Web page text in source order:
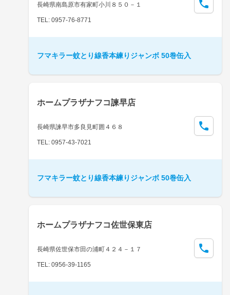
長崎県南島原市有家町小川８５０－１
TEL: 0957-76-8771
フマキラー蚊とり線香本練りジャンボ 50巻缶入
ホームプラザナフコ諫早店
長崎県諫早市多良見町囲４６８
TEL: 0957-43-7021
フマキラー蚊とり線香本練りジャンボ 50巻缶入
ホームプラザナフコ佐世保東店
長崎県佐世保市田の浦町４２４－１７
TEL: 0956-39-1165